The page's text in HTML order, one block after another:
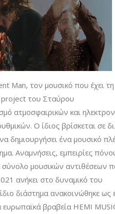
Man, τον μουσικό που έχει τη
project του Σταύρου
ατμοσφαιρικών και
O ίδιος βρίσκεται σε
δημιουργήσει ένα μουσικό
Αναμνήσεις, εμπειρίες
μουσικών αντιθέσεων
ανήκει στο δυναμικό του
διάστημα ανακοινώθηκε ως
βραβεία HEMI